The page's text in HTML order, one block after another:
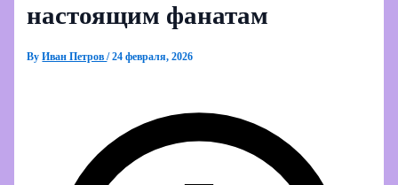
настоящим фанатам
ByИван Петров/24 февраля, 2026